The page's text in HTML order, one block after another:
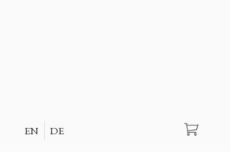
EN DE